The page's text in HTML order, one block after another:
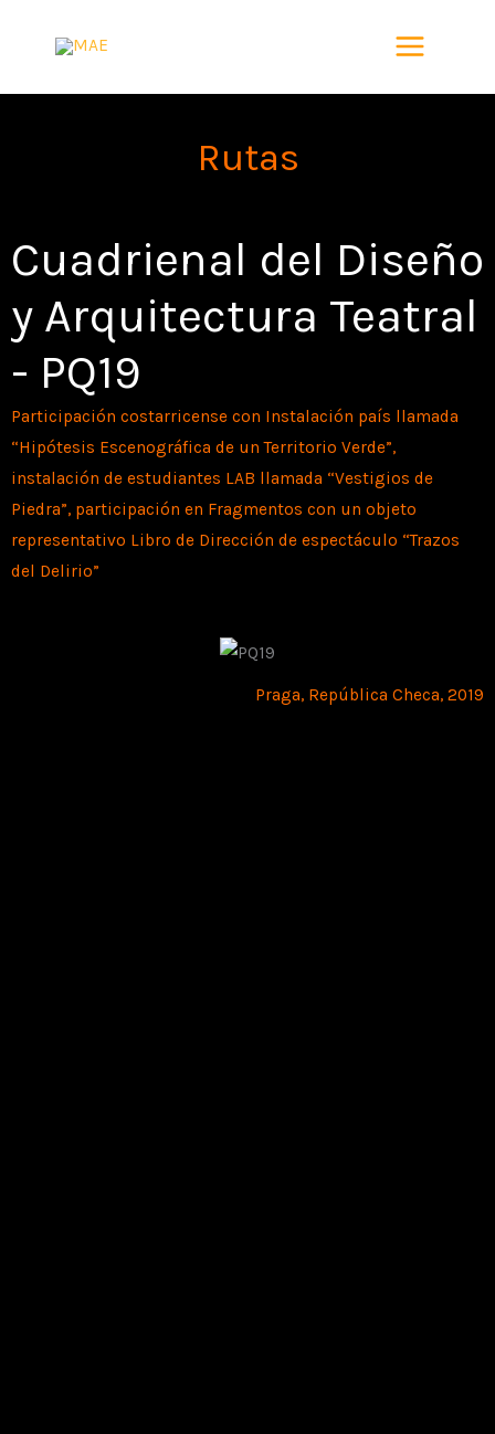
Rutas
Cuadrienal del Diseño
y Arquitectura Teatral
- PQ19
Participación costarricense con Instalación país llamada
“Hipótesis Escenográfica de un Territorio Verde”,
instalación de estudiantes LAB llamada “Vestigios de
Piedra”, participación en Fragmentos con un objeto
representativo Libro de Dirección de espectáculo “Trazos
del Delirio”
Praga, República Checa, 2019